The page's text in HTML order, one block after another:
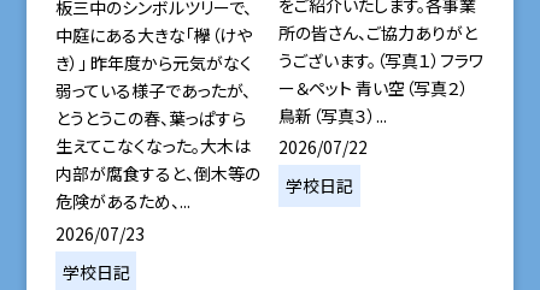
板三中のシンボルツリーで、
中庭にある大きな「欅（けや
き）」 昨年度から元気がなく
弱っている様子であったが、
とうとうこの春、葉っぱすら
生えてこなくなった。大木は
内部が腐食すると、倒木等の
危険があるため、...
2026/07/23
学校日記
所の皆さん、ご協力ありがと
うございます。（写真１）フラワ
ー＆ペット 青い空（写真２）
鳥新（写真３）...
2026/07/22
学校日記